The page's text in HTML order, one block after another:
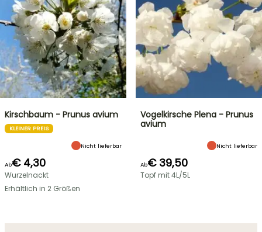
Kirschbaum - Prunus avium
KLEINER PREIS
Nicht lieferbar
Ab€ 4,30
Wurzelnackt
Erhältlich in 2 Größen
Vogelkirsche Plena - Prunus
avium
Nicht lieferbar
Ab€ 39,50
Topf mit 4L/5L